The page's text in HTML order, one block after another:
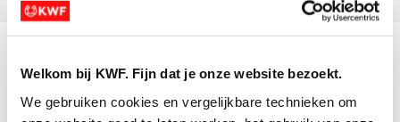
Welkom bij KWF. Fijn dat je onze website bezoekt.
We gebruiken cookies en vergelijkbare technieken om
Actiematerialen
Evenementen